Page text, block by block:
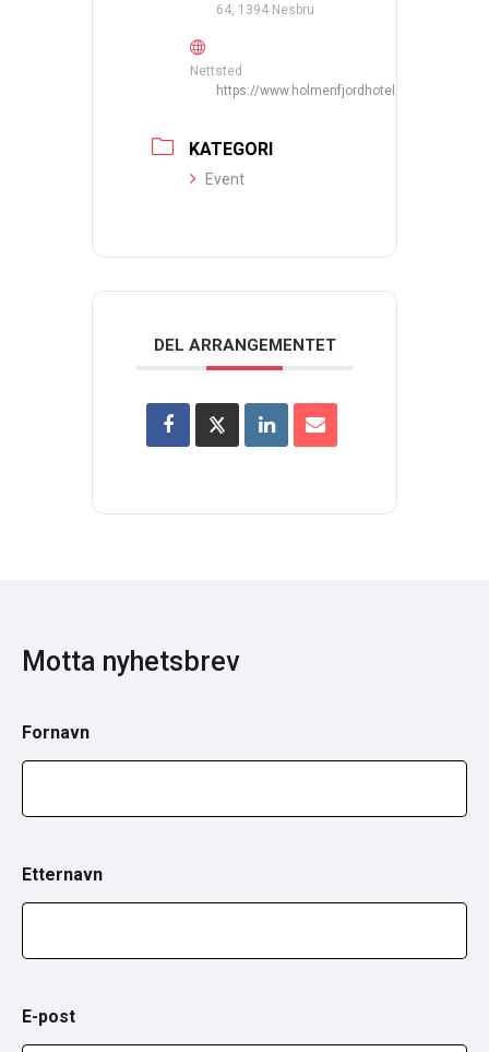
64, 1394 Nesbru
Nettsted
https://www.holmenfjordhotell.no/
KATEGORI
Event
DEL ARRANGEMENTET
Motta nyhetsbrev
Fornavn
Etternavn
E-post